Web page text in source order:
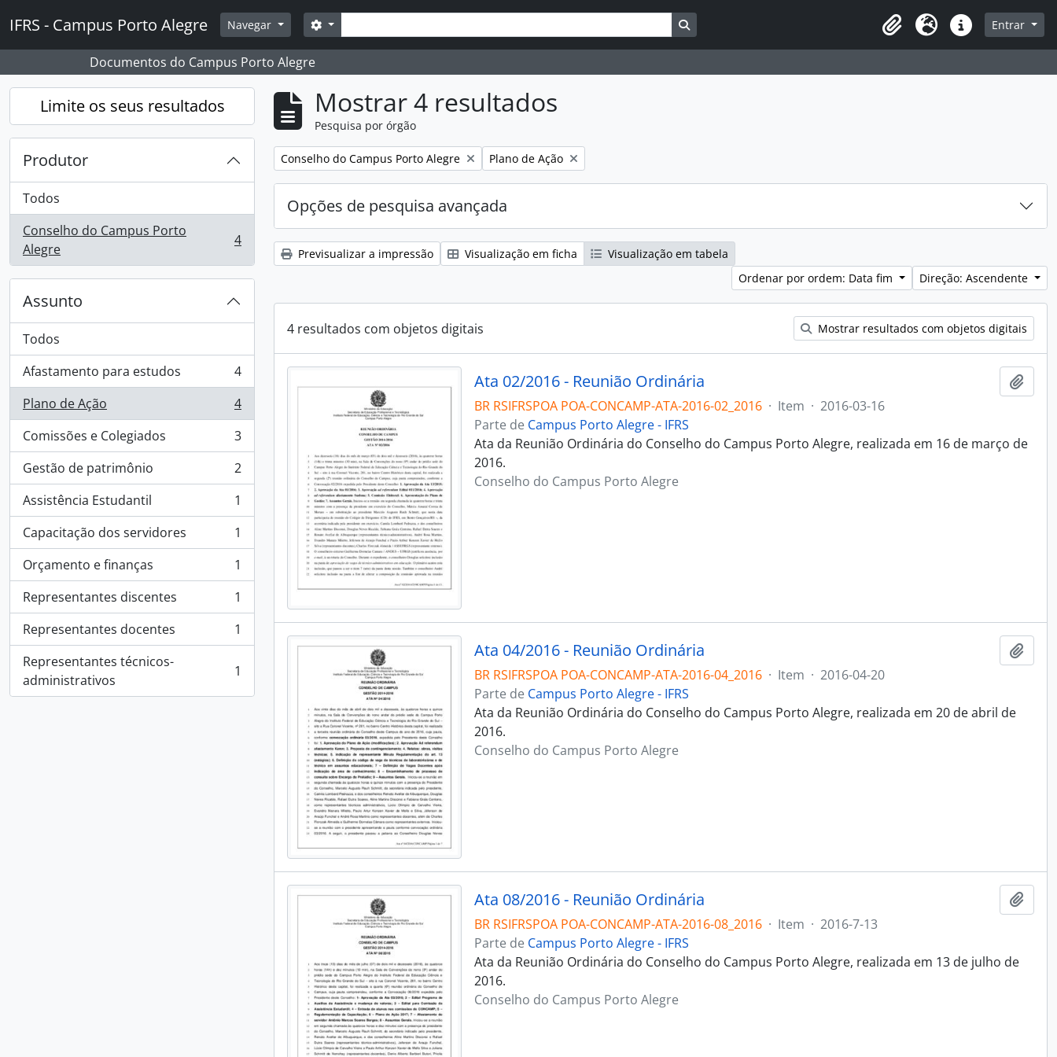
IFRS - Campus Porto Alegre Navegar Pesquisar
Opções de busca Busque na página de navegação
Idioma Ligações rápidas
Entrar
Documentos do Campus Porto Alegre
Limite os seus resultados
Produtor
Todos
Conselho do Campus Porto
Alegre
, 4 resultados 4
Assunto
Todos
Afastamento para estudos
, 4 resultados
4
Plano de Ação
, 4 resultados
4
Comissões e Colegiados
, 3 resultados
3
Gestão de patrimônio
, 2 resultados
2
Assistência Estudantil
, 1 resultados
1
Capacitação dos servidores
, 1 resultados
1
Orçamento e finanças
, 1 resultados
1
Representantes discentes
, 1 resultados
1
Representantes docentes
, 1 resultados
1
Representantes técnicos-
administrativos
, 1 resultados 1
Mostrar 4 resultados
Pesquisa por órgão
Remover filtro:
Conselho do Campus Porto Alegre Remover filtro:
Plano de Ação
Opções de pesquisa avançada
Previsualizar a impressão Visualização em ficha
Visualização em tabela
Ordenar por ordem: Data fim
Direção: Ascendente
4 resultados com objetos digitais Mostrar resultados com objetos digitais
Ata 02/2016 - Reunião Ordinária
BR RSIFRSPOA POA-CONCAMP-ATA-2016-02_2016 · Item · 2016-03-16
Parte de Campus Porto Alegre - IFRS
Ata da Reunião Ordinária do Conselho do Campus Porto Alegre, realizada em 16 de março de
2016.
Conselho do Campus Porto Alegre
Ata 04/2016 - Reunião Ordinária
BR RSIFRSPOA POA-CONCAMP-ATA-2016-04_2016 · Item · 2016-04-20
Parte de Campus Porto Alegre - IFRS
Ata da Reunião Ordinária do Conselho do Campus Porto Alegre, realizada em 20 de abril de
2016.
Conselho do Campus Porto Alegre
Ata 08/2016 - Reunião Ordinária
BR RSIFRSPOA POA-CONCAMP-ATA-2016-08_2016 · Item · 2016-7-13
Parte de Campus Porto Alegre - IFRS
Ata da Reunião Ordinária do Conselho do Campus Porto Alegre, realizada em 13 de julho de
2016.
Conselho do Campus Porto Alegre